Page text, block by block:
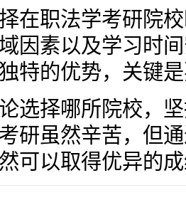
在职法学考研院
因素以及学习时
特的优势，关键
选择哪所院校，
研虽然辛苦，但
可以取得优异的